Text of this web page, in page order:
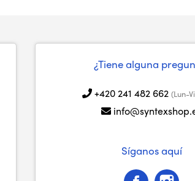
¿Tiene alguna
+420 241 482 662 (Lun-
Síganos aquí